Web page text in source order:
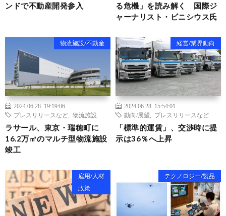
ンドで不動産開発参入
る危機」を読み解く 国際ジ
ャーナリスト・ビニシウス氏
物流施設/不動産
2024.06.28 19:19:06
プレスリリースなど
物流施設
ラサール、東京・瑞穂町に
16.2万㎡のマルチ型物流施設
竣工
経営/業界動向
2024.06.28 15:54:01
動向/展望
プレスリリースなど
「標準的運賃」、交渉時に提
示は36％へ上昇
雇用/人材
政策
テクノロジー/製品